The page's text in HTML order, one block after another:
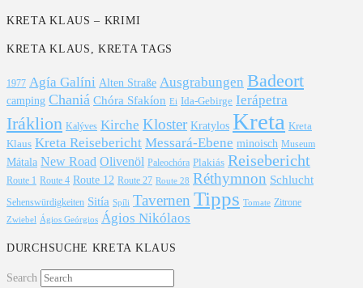
KRETA KLAUS – KRIMI
KRETA KLAUS, KRETA TAGS
1977 Agía Galíni Alten Straße Ausgrabungen Badeort
camping Chaniá Chóra Sfakíon Ei Ida-Gebirge Ierápetra
Iráklion Kalýves Kirche Kloster Kratylos Kreta Kreta
Klaus Kreta Reisebericht Messará-Ebene minoisch Museum
Mátala New Road Olivenöl Paleochóra Plakiás Reisebericht
Route 1 Route 4 Route 12 Route 27 Route 28 Réthymnon Schlucht
Sehenswürdigkeiten Sitía Spíli Tavernen Tipps Tomate Zitrone
Zwiebel Ágios Geórgios Ágios Nikólaos
DURCHSUCHE KRETA KLAUS
Search